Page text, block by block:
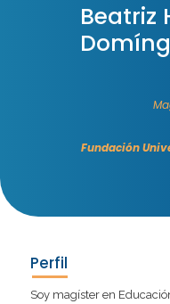
Beatriz
Fundación
Perfil
Soy magíster en